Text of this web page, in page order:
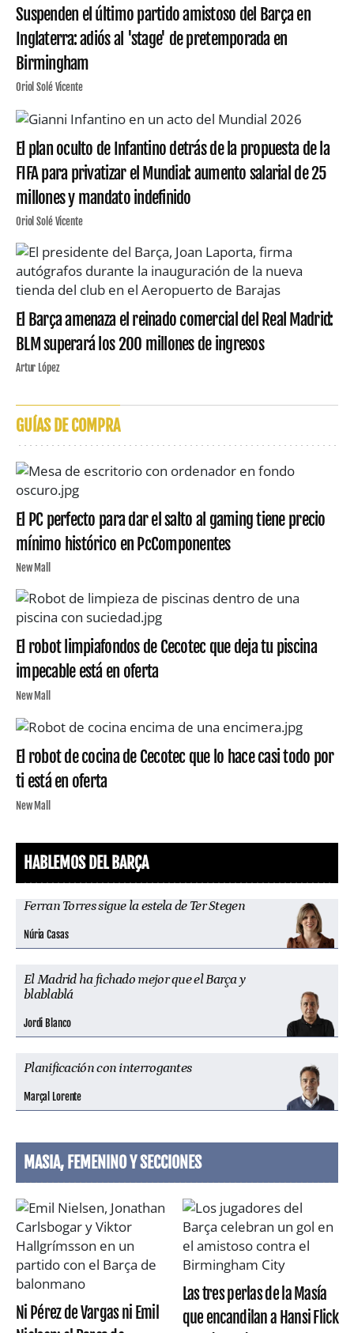
Suspenden el último partido amistoso del Barça en
Inglaterra: adiós al 'stage' de pretemporada en
Birmingham
Oriol Solé Vicente
El plan oculto de Infantino detrás de la propuesta de la
FIFA para privatizar el Mundial: aumento salarial de 25
millones y mandato indefinido
Oriol Solé Vicente
El Barça amenaza el reinado comercial del Real Madrid:
BLM superará los 200 millones de ingresos
Artur López
GUÍAS DE COMPRA
El PC perfecto para dar el salto al gaming tiene precio
mínimo histórico en PcComponentes
New Mall
El robot limpiafondos de Cecotec que deja tu piscina
impecable está en oferta
New Mall
El robot de cocina de Cecotec que lo hace casi todo por
ti está en oferta
New Mall
HABLEMOS DEL BARÇA
Ferran Torres sigue la estela de Ter Stegen
Núria Casas
El Madrid ha fichado mejor que el Barça y
blablablá
Jordi Blanco
Planificación con interrogantes
Marçal Lorente
MASIA, FEMENINO Y SECCIONES
Ni Pérez de Vargas ni Emil
Las tres perlas de la Masía
que encandilan a Hansi Flick